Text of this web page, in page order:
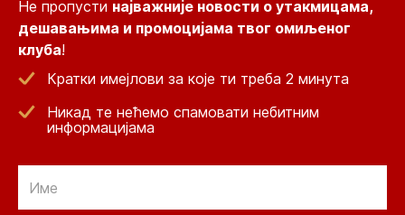
Не пропусти најважније новости о утакмицама,
дешавањима и промоцијама твог омиљеног
клуба!
Кратки имејлови за које ти треба 2 минута
Никад те нећемо спамовати небитним
информацијама